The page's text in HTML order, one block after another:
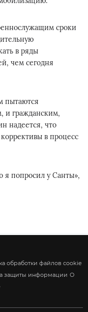
сроки
в ряды
чем сегодня
пытаются
и гражданским,
надеется, что
в процесс
я попросил у Санты»,
обработки файлов cookie
защиты информации О